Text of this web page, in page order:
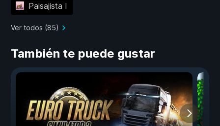
Paisajista I
Ver todos (85)
También te puede gustar